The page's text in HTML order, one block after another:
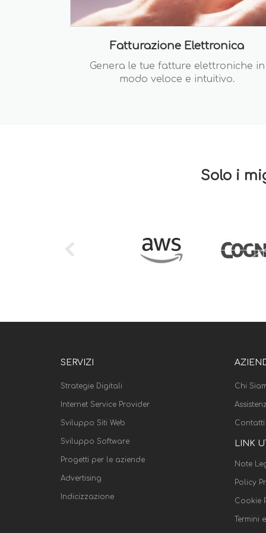
Fatturazione Elettronica
Genera le tue fatture elettroniche in
modo veloce e intuitivo.
Solo i
SERVIZI
Strategie Digitali
Internet Service Provider
Sviluppo Siti Web
Sviluppo Software
Progetti per le aziende
Advertising
Indicizzazione
Chi
Contatti
LINK
Note
Policy
Cookie
Termini